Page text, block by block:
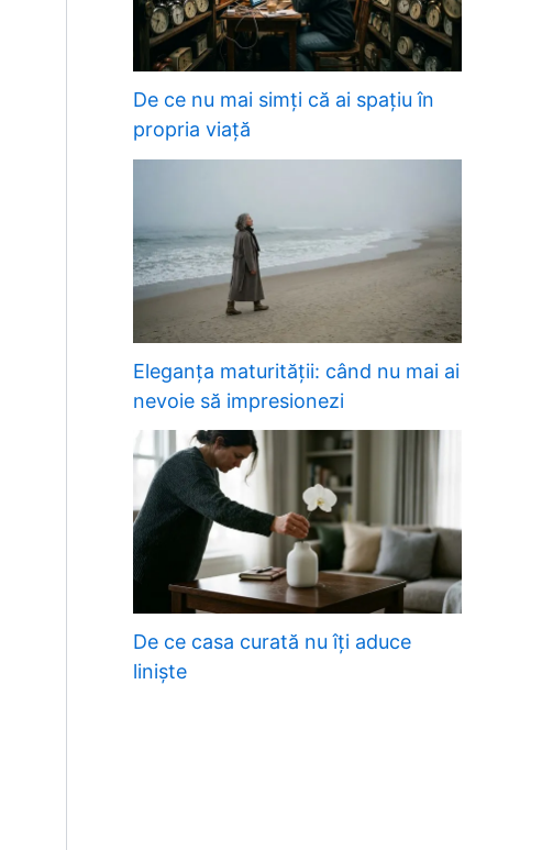
De ce nu mai simți că ai spațiu în
propria viață
Eleganța maturității: când nu mai ai
nevoie să impresionezi
De ce casa curată nu îți aduce
liniște